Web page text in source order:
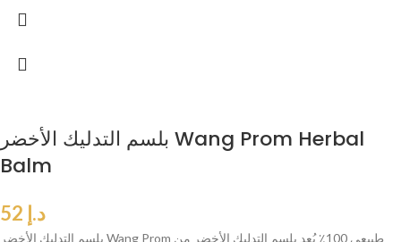
بلسم التدليك الأخضر Wang Prom Herbal
Balm
د.إ
بلسم التدليك الأخضر Wang Prom طبيعي 100٪ يُعد بلسم التدليك الأخضر من